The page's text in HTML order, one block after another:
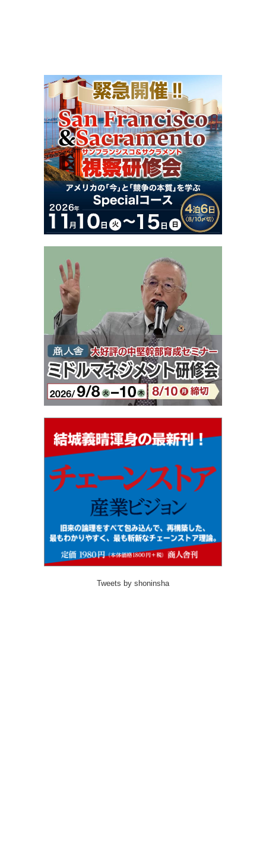
Tweets by shoninsha